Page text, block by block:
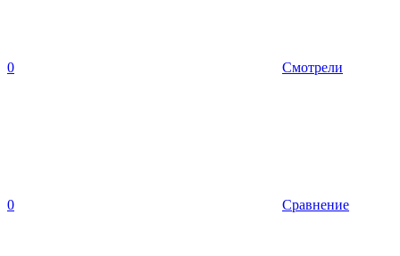
0 Смотрели
0 Сравнение